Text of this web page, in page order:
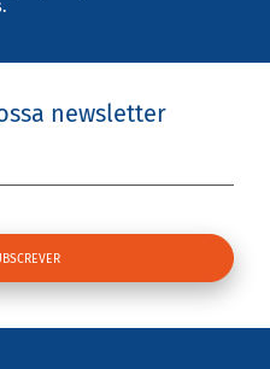
newsletter